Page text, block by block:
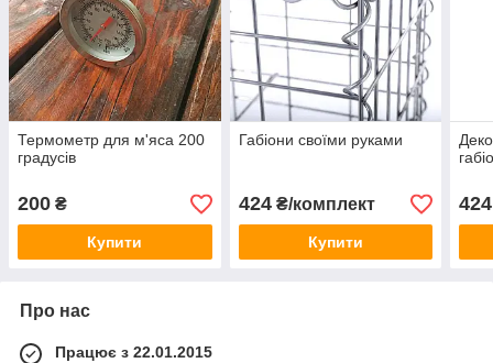
Термометр для м'яса 200
градусів
200 ₴
Купити
Габіони своїми руками
424₴/комплект
Купити
424
Про нас
Працює з 22.01.2015